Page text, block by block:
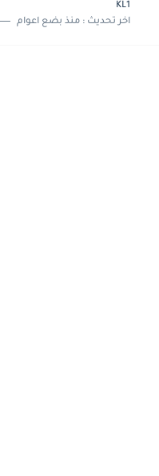
KL1
اخر تحديث :منذ بضع اعوام